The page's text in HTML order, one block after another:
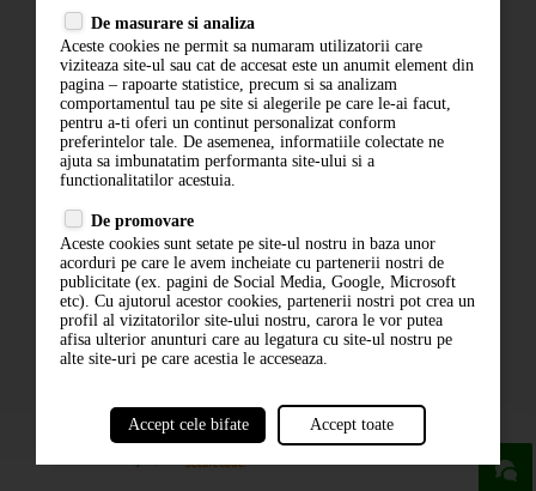
Politica de confidentialitate
ANPC
ABONARE LA NEWSLETTER
ABONARE
De masurare si analiza
Aceste cookies ne permit sa numaram utilizatorii care
viziteaza site-ul sau cat de accesat este un anumit element din
pagina – rapoarte statistice, precum si sa analizam
comportamentul tau pe site si alegerile pe care le-ai facut,
pentru a-ti oferi un continut personalizat conform
preferintelor tale. De asemenea, informatiile colectate ne
ajuta sa imbunatatim performanta site-ului si a
functionalitatilor acestuia.
De promovare
Aceste cookies sunt setate pe site-ul nostru in baza unor
acorduri pe care le avem incheiate cu partenerii nostri de
publicitate (ex. pagini de Social Media, Google, Microsoft
etc). Cu ajutorul acestor cookies, partenerii nostri pot crea un
profil al vizitatorilor site-ului nostru, carora le vor putea
afisa ulterior anunturi care au legatura cu site-ul nostru pe
alte site-uri pe care acestia le acceseaza.
Accept cele bifate Accept toate